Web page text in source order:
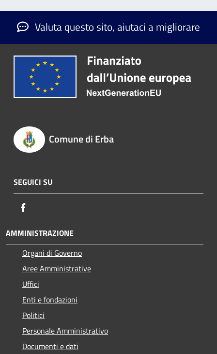
Valuta questo sito, aiutaci a migliorare
Comune di Erba
SEGUICI SU
AMMINISTRAZIONE
Organi di Governo
Aree Amministrative
Uffici
Enti e fondazioni
Politici
Personale Amministrativo
Documenti e dati